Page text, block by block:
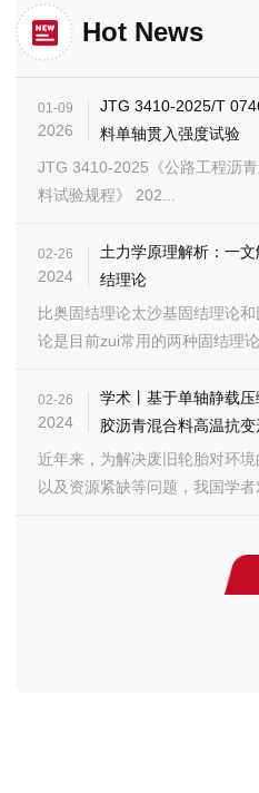
Hot News
01-09
2026
JTG 3410-2025/T
料单轴贯入强度试验
JTG 3410-2025《公路工程沥
料试验规程》 202...
02-26
2024
土力学原理解析：一
结理论
比奥固结理论太沙基固结理论
论是目前zui常用的两种固结理
02-26
2024
学术丨基于单轴静载
胶沥青混合料高温抗
近年来，为解决废旧轮胎对环
以及资源紧缺等问题，我国学